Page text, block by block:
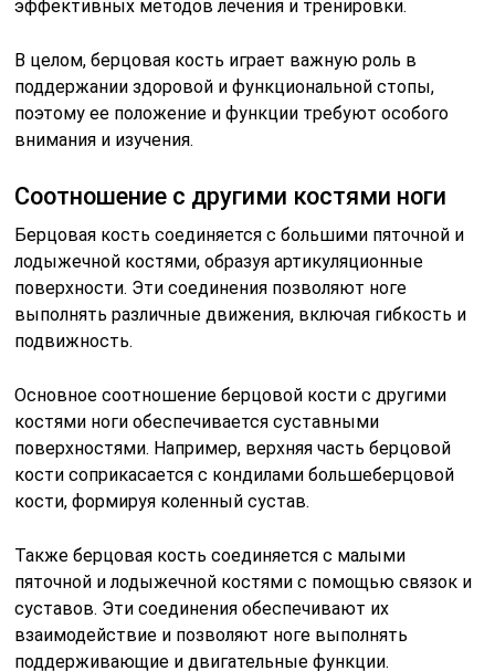
эффективных методов лечения и тренировки.
В целом, берцовая кость играет важную роль в
поддержании здоровой и функциональной стопы,
поэтому ее положение и функции требуют особого
внимания и изучения.
Соотношение с другими костями ноги
Берцовая кость соединяется с большими пяточной и
лодыжечной костями, образуя артикуляционные
поверхности. Эти соединения позволяют ноге
выполнять различные движения, включая гибкость и
подвижность.
Основное соотношение берцовой кости с другими
костями ноги обеспечивается суставными
поверхностями. Например, верхняя часть берцовой
кости соприкасается с кондилами большеберцовой
кости, формируя коленный сустав.
Также берцовая кость соединяется с малыми
пяточной и лодыжечной костями с помощью связок и
суставов. Эти соединения обеспечивают их
взаимодействие и позволяют ноге выполнять
поддерживающие и двигательные функции.